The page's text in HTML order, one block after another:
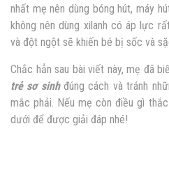
nhất mẹ nên dùng bóng hút, máy
không nên dùng xilanh có áp lực
và đột ngột sẽ khiến bé bị sốc và
Chắc hẳn sau bài viết này, mẹ đã
trẻ sơ sinhđúng cách và tránh
mắc phải. Nếu mẹ còn điều gì
dưới để được giải đáp nhé!